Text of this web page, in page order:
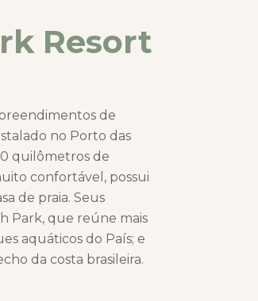
Resort
de
no Porto das
quilômetros de
confortável, possui
de praia. Seus
Park, que reúne mais
aquáticos do País; e
da costa brasileira.